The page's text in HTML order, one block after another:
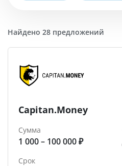
Найдено 28 предложений
Capitan.Money
Сумма
1 000 – 100 000 ₽
Срок